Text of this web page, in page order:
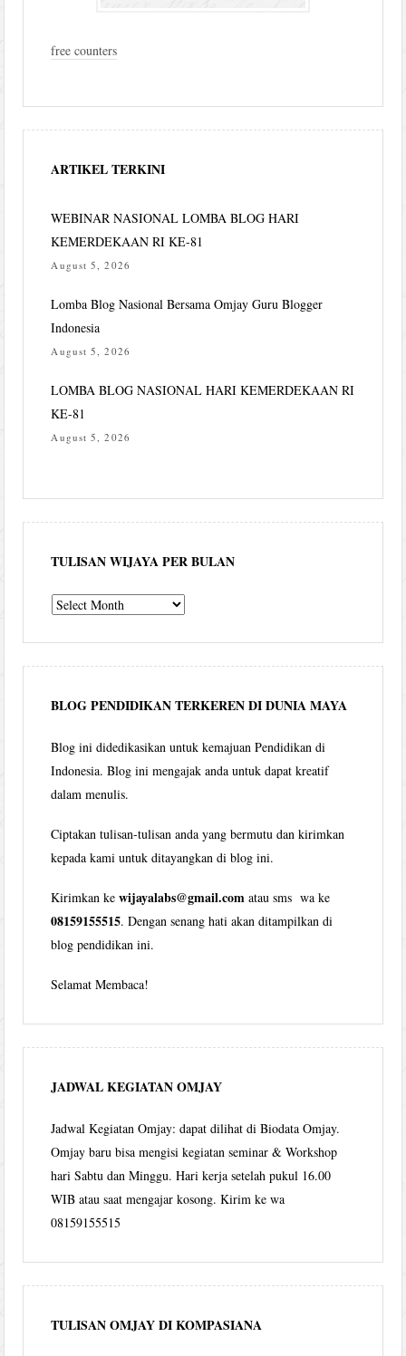
free counters
ARTIKEL TERKINI
WEBINAR NASIONAL LOMBA BLOG HARI
KEMERDEKAAN RI KE-81
August 5, 2026
Lomba Blog Nasional Bersama Omjay Guru Blogger
Indonesia
August 5, 2026
LOMBA BLOG NASIONAL HARI KEMERDEKAAN RI
KE-81
August 5, 2026
TULISAN WIJAYA PER BULAN
Tulisan
per
bulan
BLOG PENDIDIKAN TERKEREN DI DUNIA MAYA
Blog ini didedikasikan untuk kemajuan Pendidikan di
Indonesia. Blog ini mengajak anda untuk dapat kreatif
dalam menulis.
Ciptakan tulisan-tulisan anda yang bermutu dan kirimkan
kepada kami untuk ditayangkan di blog ini.
Kirimkan kewijayalabs@gmail.com atau sms wa ke
08159155515. Dengan senang hati akan ditampilkan di
blog pendidikan ini.
Selamat Membaca!
JADWAL KEGIATAN OMJAY
Jadwal Kegiatan Omjay: dapat dilihat di Biodata Omjay.
Omjay baru bisa mengisi kegiatan seminar & Workshop
hari Sabtu dan Minggu. Hari kerja setelah pukul 16.00
WIB atau saat mengajar kosong. Kirim ke wa
08159155515
TULISAN OMJAY DI KOMPASIANA